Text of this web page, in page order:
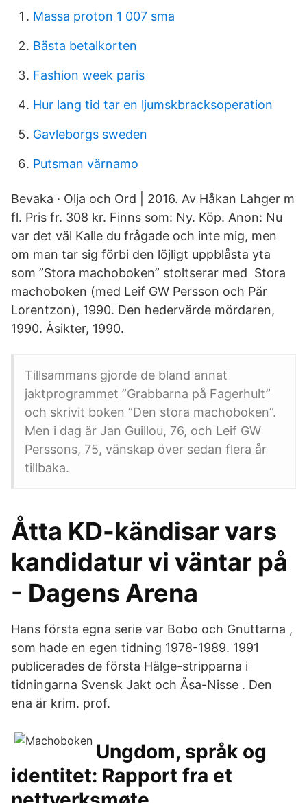
Massa proton 1 007 sma
Bästa betalkorten
Fashion week paris
Hur lang tid tar en ljumskbracksoperation
Gavleborgs sweden
Putsman värnamo
Bevaka · Olja och Ord | 2016. Av Håkan Lahger m
fl. Pris fr. 308 kr. Finns som: Ny. Köp. Anon: Nu
var det väl Kalle du frågade och inte mig, men
om man tar sig förbi den löjligt uppblåsta yta
som ”Stora machoboken” stoltserar med Stora
machoboken (med Leif GW Persson och Pär
Lorentzon), 1990. Den hedervärde mördaren,
1990. Åsikter, 1990.
Tillsammans gjorde de bland annat
jaktprogrammet ”Grabbarna på Fagerhult”
och skrivit boken ”Den stora machoboken”.
Men i dag är Jan Guillou, 76, och Leif GW
Perssons, 75, vänskap över sedan flera år
tillbaka.
Åtta KD-kändisar vars
kandidatur vi väntar på
- Dagens Arena
Hans första egna serie var Bobo och Gnuttarna ,
som hade en egen tidning 1978-1989. 1991
publicerades de första Hälge-stripparna i
tidningarna Svensk Jakt och Åsa-Nisse . Den
ena är krim. prof.
Ungdom, språk og
identitet: Rapport fra et